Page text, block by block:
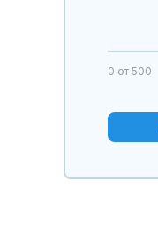
0 от 500